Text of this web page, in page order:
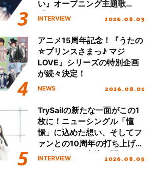
い』オープニング主題歌
「Amore」インタビュー
INTERVIEW 2026.08.03
アニメ15周年記念！『うたの
☆プリンスさまっ♪ マジ
LOVE』シリーズの特別企画
が続々決定！
NEWS 2026.08.01
TrySailの新たな一面がこの1
枚に！ニューシングル「憧
憬」に込めた想い、そしてフ
ァンとの10周年の打ち上げラ
イブを終えた心境を聞いた。
INTERVIEW 2026.08.05